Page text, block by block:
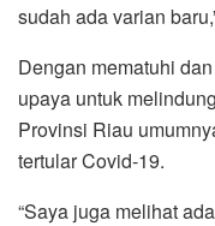
sudah ada varian
Dengan mematuhi
upaya untuk
Provinsi Riau
tertular Covid-19.
“Saya juga melihat